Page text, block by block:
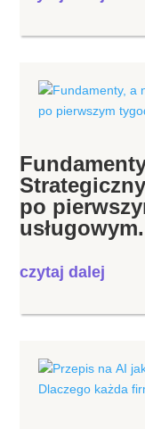
po
usługowym.
czytaj dalej